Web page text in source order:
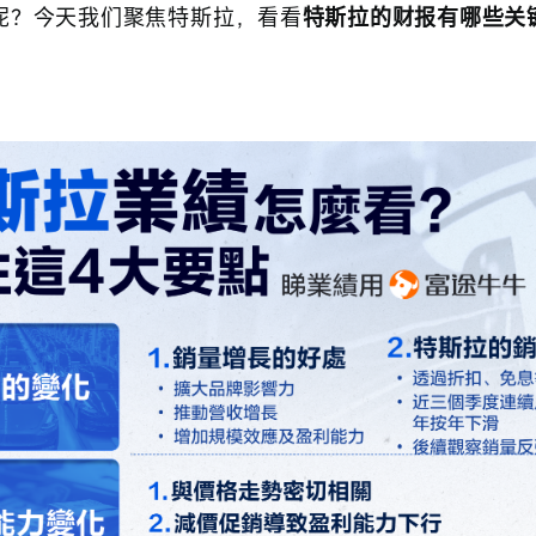
今天我们聚焦特斯拉，看看特斯拉的财报有哪些